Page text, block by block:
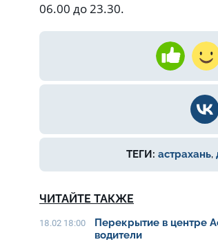
06.00 до 23.30.
ТЕГИ: астрахань,
ЧИТАЙТЕ ТАКЖЕ
18.02 18:00
Перекрытие в центре
водители